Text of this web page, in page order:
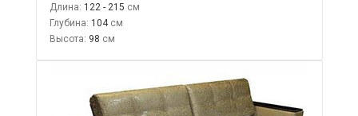
Длина: 122 - 215
Глубина: 104
Высота: 98